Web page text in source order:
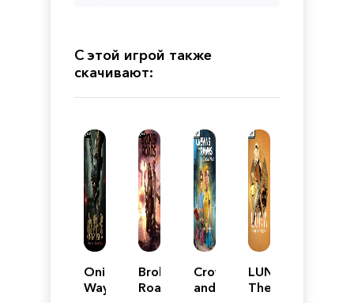
С этой игрой также
скачивают:
Onimusha:
Way
Broken
Roads
Crowns
and
LUNA
The